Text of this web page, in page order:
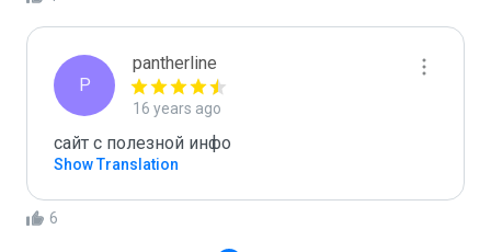
P
pantherline
16 years ago
сайт с полезной инфо
Show Translation
6